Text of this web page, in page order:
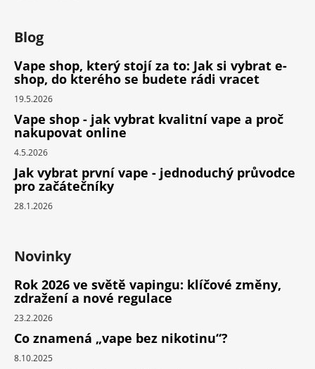
Blog
Vape shop, který stojí za to: Jak si vybrat e-
shop, do kterého se budete rádi vracet
19.5.2026
Vape shop - jak vybrat kvalitní vape a proč
nakupovat online
4.5.2026
Jak vybrat první vape - jednoduchý průvodce
pro začátečníky
28.1.2026
Novinky
Rok 2026 ve světě vapingu: klíčové změny,
zdražení a nové regulace
23.2.2026
Co znamená „vape bez nikotinu“?
8.10.2025